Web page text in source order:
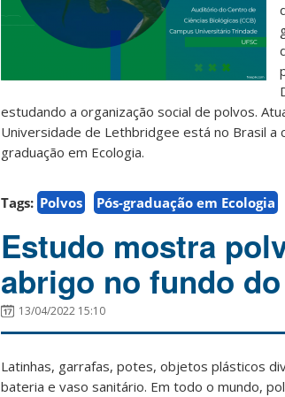
estudando a organização social de polvos.
Universidade de Lethbridgee está no Brasil a
graduação em Ecologia.
Tags: Polvos Pós-graduação em Ecologia
Estudo mostra
abrigo no fundo
13/04/2022 15:10
Latinhas, garrafas, potes, objetos plásticos
bateria e vaso sanitário. Em todo o mundo,